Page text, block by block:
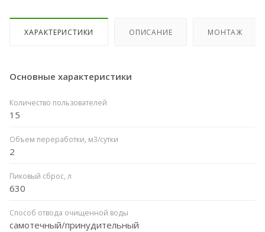
ХАРАКТЕРИСТИКИ ОПИСАНИЕ МОНТАЖ
Основные характеристики
Количество пользователей
15
Объем переработки, м3/сутки
2
Пиковый сброс, л
630
Способ отвода очищенной воды
самотечный/принудительный